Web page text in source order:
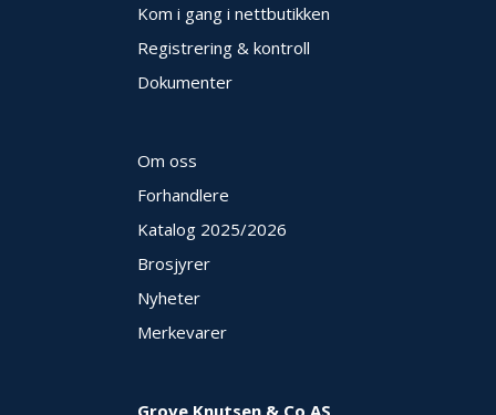
Kom i gang i nettbutikken
Registrering & kontroll
Dokumenter
Om oss
Forhandlere
Katalog 2025/2026
Brosjyrer
Nyheter
Merkevarer
Grove Knutsen & Co AS